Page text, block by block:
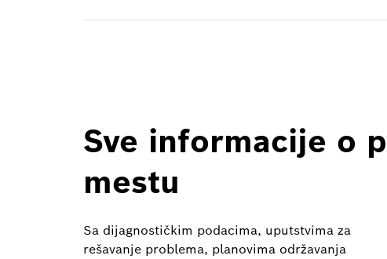
Sve informacije o
mestu
Sa dijagnostičkim podacima, uputstvima za
rešavanje problema, planovima održavanja